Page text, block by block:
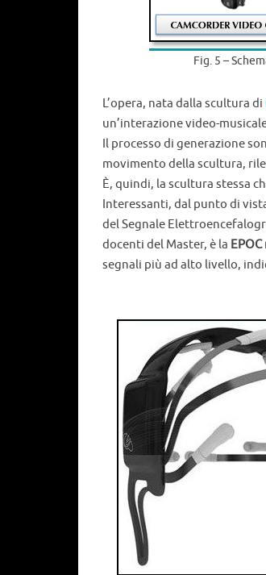
Fig. 5 –
L’opera, nata dalla scultura di
un’interazione video-
Il processo di generazione
movimento della scultura,
È, quindi, la scultura stessa
Interessanti, dal punto di
del Segnale
docenti del Master, è la
segnali più ad alto livello,